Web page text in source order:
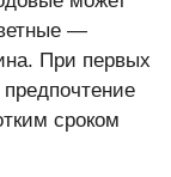
—
При первых
предпочтение
сроком